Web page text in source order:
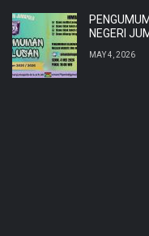
NEGERI
MAY 4, 2026